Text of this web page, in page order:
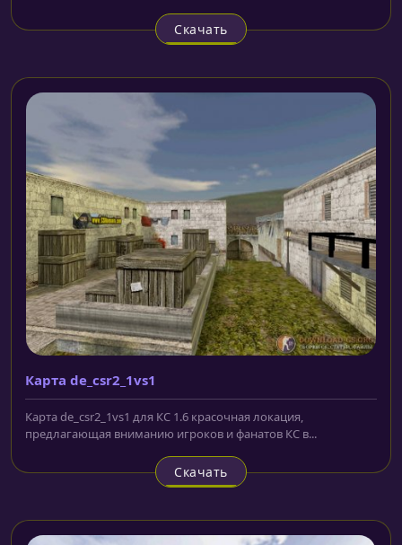
Скачать
Карта de_csr2_1vs1
Карта de_csr2_1vs1 для КС 1.6 красочная локация,
предлагающая вниманию игроков и фанатов КС в...
Скачать